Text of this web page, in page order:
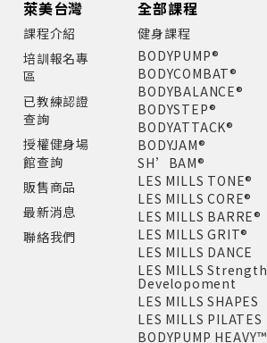
萊美台灣
課程介紹
培訓報名專
區
已教練認證
查詢
授權健身場
館查詢
販售商品
最新消息
聯絡我們
全部課程
健身課程
BODYPUMP®
BODYCOMBAT®
BODYBALANCE®
BODYSTEP®
BODYATTACK®
BODYJAM®
SH’BAM®
LES MILLS TONE®
LES MILLS CORE®
LES MILLS BARRE®
LES MILLS GRIT®
LES MILLS DANCE
LES MILLS Strength
Developoment
LES MILLS SHAPES
LES MILLS PILATES
BODYPUMP HEAVY™